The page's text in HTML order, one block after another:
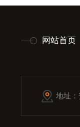
网站首页
地址